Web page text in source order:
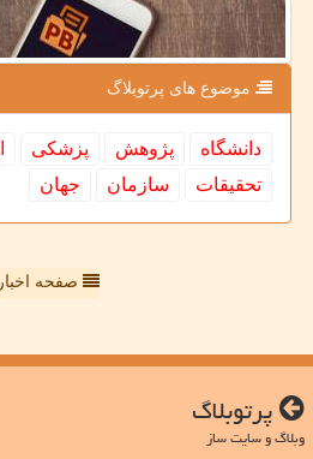
موضوع های پرتوبلاگ
دانشگاه پژوهش پزشكی
تحقیقات
سازمان جهان
صفحه اخبار
پرتوبلاگ
وبلاگ و سایت ساز